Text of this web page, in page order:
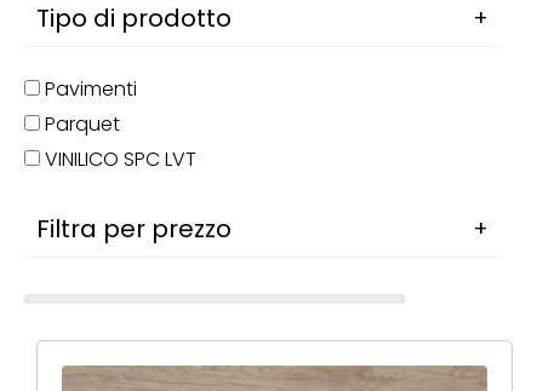
Tipo di prodotto
Pavimenti
Parquet
VINILICO SPC LVT
Filtra per prezzo